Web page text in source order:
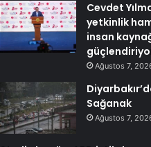
Cevdet
yetkinlik
insan
Ağustos 7,
Sağanak
Ağustos 7,